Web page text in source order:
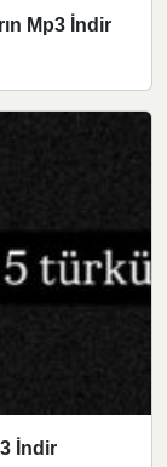
Mp3 İndir
İndir